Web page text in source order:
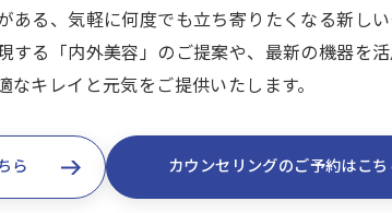
ある、気軽に何度でも立ち寄りたくなる新し
する「内外美容」のご提案や、最新の機器を
なキレイと元気をご提供いたします。
ら カウンセリングのご予約はこち